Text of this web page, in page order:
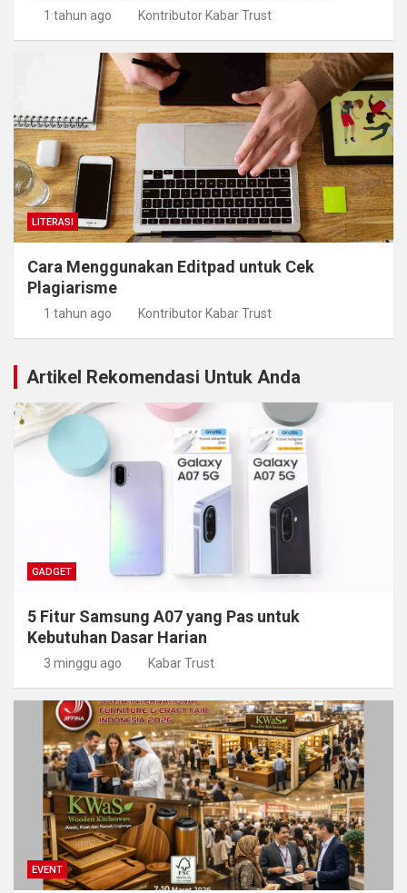
1 tahun ago Kontributor Kabar Trust
LITERASI
Cara Menggunakan Editpad untuk Cek
Plagiarisme
1 tahun ago Kontributor Kabar Trust
Artikel Rekomendasi Untuk Anda
GADGET
5 Fitur Samsung A07 yang Pas untuk
Kebutuhan Dasar Harian
3 minggu ago Kabar Trust
EVENT